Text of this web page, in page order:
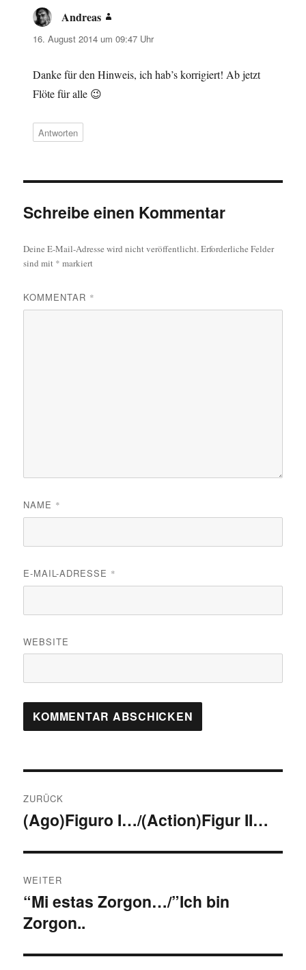
Andreas
16. August 2014 um 09:47 Uhr
Danke für den Hinweis, ich hab’s korrigiert! Ab jetzt
Flöte für alle 😉
Antworten
Schreibe einen Kommentar
Deine E-Mail-Adresse wird nicht veröffentlicht. Erforderliche Felder
sind mit * markiert
KOMMENTAR *
NAME *
E-MAIL-ADRESSE *
WEBSITE
ZURÜCK
Vorheriger
(Ago)Figuro I…/(Action)Figur II…
WEITER
Nächster
Beitrag:
“Mi estas Zorgon…/”Ich bin
Zorgon..